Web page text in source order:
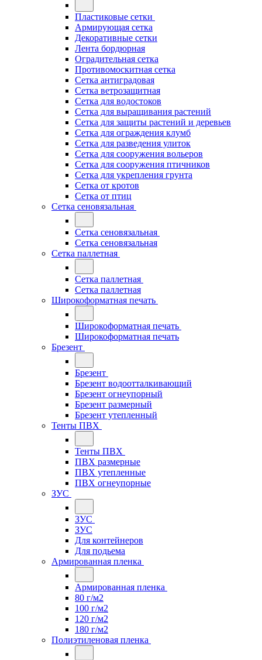
Пластиковые сетки
Армирующая сетка
Декоративные сетки
Лента бордюрная
Оградительная сетка
Противомоскитная сетка
Сетка антиградовая
Сетка ветрозащитная
Сетка для водостоков
Сетка для выращивания растений
Сетка для защиты растений и деревьев
Сетка для ограждения клумб
Сетка для разведения улиток
Сетка для сооружения вольеров
Сетка для сооружения птичников
Сетка для укрепления грунта
Сетка от кротов
Сетка от птиц
Сетка сеновязальная
Сетка сеновязальная
Сетка сеновязальная
Сетка паллетная
Сетка паллетная
Сетка паллетная
Широкоформатная печать
Широкоформатная печать
Широкоформатная печать
Брезент
Брезент
Брезент водоотталкивающий
Брезент огнеупорный
Брезент размерный
Брезент утепленный
Тенты ПВХ
Тенты ПВХ
ПВХ размерные
ПВХ утепленные
ПВХ огнеупорные
ЗУС
ЗУС
ЗУС
Для контейнеров
Для подьема
Армированная пленка
Армированная пленка
80 г/м2
100 г/м2
120 г/м2
180 г/м2
Полиэтиленовая пленка